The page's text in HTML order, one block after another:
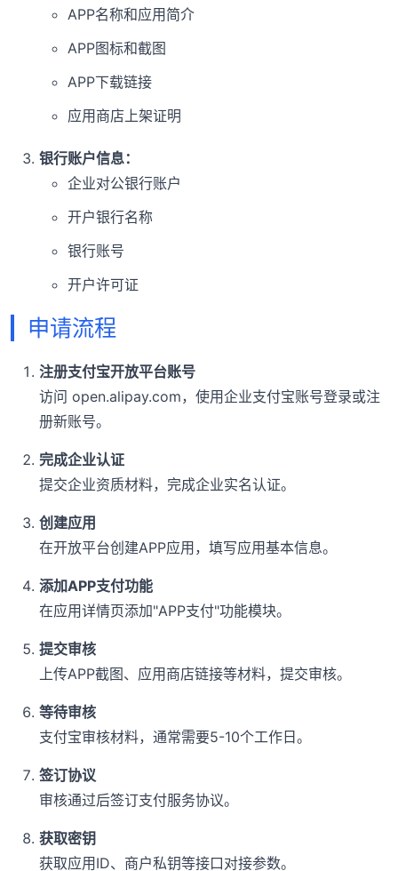
APP名称和应用简介
APP图标和截图
APP下载链接
应用商店上架证明
银行账户信息：
企业对公银行账户
开户银行名称
银行账号
开户许可证
申请流程
注册支付宝开放平台账号
访问 open.alipay.com，使用企业支付宝账号登录或注
册新账号。
完成企业认证
提交企业资质材料，完成企业实名认证。
创建应用
在开放平台创建APP应用，填写应用基本信息。
添加APP支付功能
在应用详情页添加"APP支付"功能模块。
提交审核
上传APP截图、应用商店链接等材料，提交审核。
等待审核
支付宝审核材料，通常需要5-10个工作日。
签订协议
审核通过后签订支付服务协议。
获取密钥
获取应用ID、商户私钥等接口对接参数。